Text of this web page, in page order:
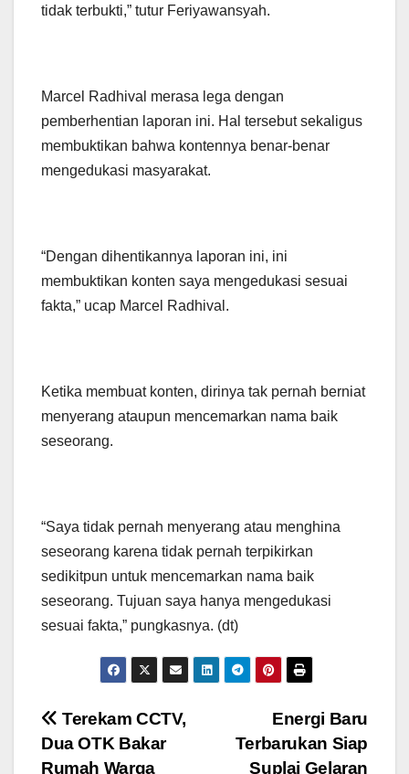
tidak terbukti,” tutur Feriyawansyah.
Marcel Radhival merasa lega dengan
pemberhentian laporan ini. Hal tersebut sekaligus
membuktikan bahwa kontennya benar-benar
mengedukasi masyarakat.
“Dengan dihentikannya laporan ini, ini
membuktikan konten saya mengedukasi sesuai
fakta,” ucap Marcel Radhival.
Ketika membuat konten, dirinya tak pernah berniat
menyerang ataupun mencemarkan nama baik
seseorang.
“Saya tidak pernah menyerang atau menghina
seseorang karena tidak pernah terpikirkan
sedikitpun untuk mencemarkan nama baik
seseorang. Tujuan saya hanya mengedukasi
sesuai fakta,” pungkasnya. (dt)
Navigasi
pos
Energi Baru
Terbarukan Siap
Suplai Gelaran
Terekam CCTV,
Dua OTK Bakar
Rumah Warga